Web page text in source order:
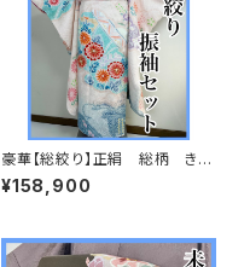
豪華【総絞り】正絹 総柄 きぬ
たや調 振袖セット s676
¥158,900